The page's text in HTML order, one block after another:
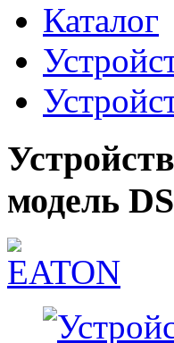
Каталог
модель